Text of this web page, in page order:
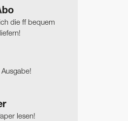
die ff bequem
lesen!